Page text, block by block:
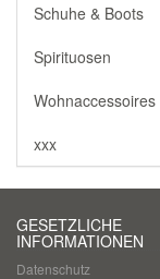
Schuhe & Boots
Spirituosen
Wohnaccessoires
xxx
GESETZLICHE
INFORMATIONEN
Datenschutz